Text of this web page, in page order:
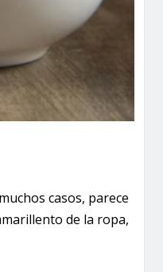
casos, parece
de la ropa,